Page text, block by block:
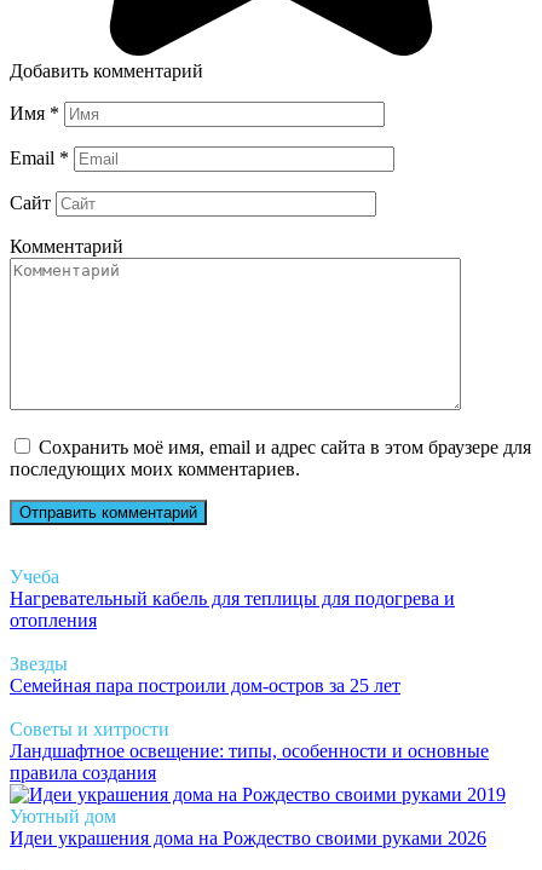
Добавить комментарий
Имя *
Email *
Сайт
Комментарий
Сохранить моё имя, email и адрес сайта в этом браузере для
последующих моих комментариев.
Учеба
Нагревательный кабель для теплицы для подогрева и
отопления
Звезды
Семейная пара построили дом-остров за 25 лет
Советы и хитрости
Ландшафтное освещение: типы, особенности и основные
правила создания
Уютный дом
Идеи украшения дома на Рождество своими руками 2026